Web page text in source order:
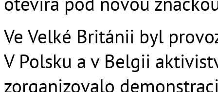
Ve Velké Británii byl
V Polsku a v Belgii
zorganizovalo